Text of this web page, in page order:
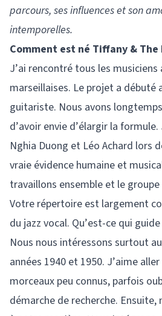
parcours, ses influences et son
intemporelles.
Comment est né Tiffany & The
J’ai rencontré tous les
marseillaises. Le projet a débuté
guitariste. Nous avons
d’avoir envie d’élargir la
Nghia Duong et Léo Achard lors
vraie évidence humaine et
travaillons ensemble et le
Votre répertoire est largement
du jazz vocal. Qu’est-ce qui
Nous nous intéressons surtout
années 1940 et 1950. J’aime
morceaux peu connus, parfois
démarche de recherche. Ensuite,